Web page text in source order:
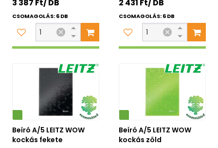
3 387 Ft/ DB
CSOMAGOLÁS: 6 DB
2 431 Ft/ DB
CSOMAGOLÁS: 6 DB
Beíró A/5 LEITZ WOW
kockás fekete
Környezetbarát
Beíró A/5 LEITZ WOW
kockás zöld